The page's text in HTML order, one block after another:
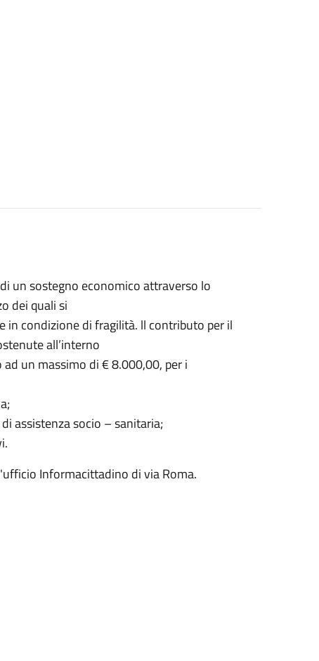
un sostegno economico attraverso lo
dei quali si
in condizione di fragilità. ll contributo per il
all’interno
un massimo di € 8.000,00, per i
assistenza socio – sanitaria;
Informacittadino di via Roma.